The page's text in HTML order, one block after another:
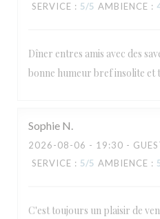
SERVICE : 5/5 AMBIENCE :
Dîner entres amis avec des
bonne humeur bref insolite et
Sophie N
2026-08-06 - 19:30 -
SERVICE : 5/5 AMBIENCE :
C'est toujours un plaisir de